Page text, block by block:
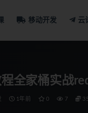
移动开发 云
程全家桶实战
1年前 0 7